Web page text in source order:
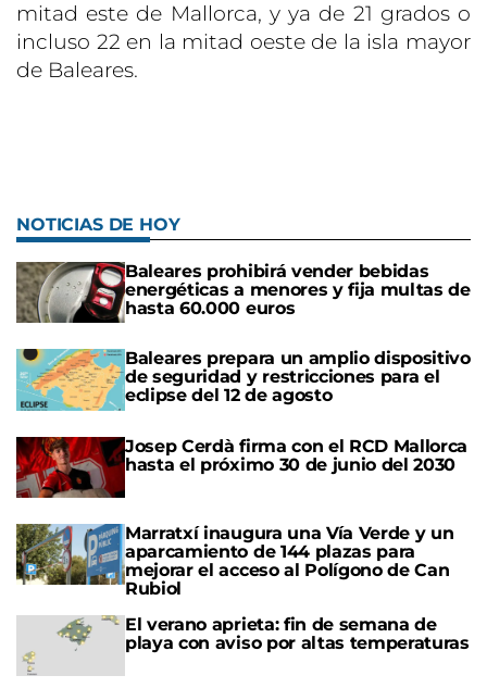
mitad este de Mallorca, y ya de 21 grados o
incluso 22 en la mitad oeste de la isla mayor
de Baleares.
NOTICIAS DE HOY
Baleares prohibirá vender bebidas
energéticas a menores y fija multas de
hasta 60.000 euros
Baleares prepara un amplio dispositivo
de seguridad y restricciones para el
eclipse del 12 de agosto
Josep Cerdà firma con el RCD Mallorca
hasta el próximo 30 de junio del 2030
Marratxí inaugura una Vía Verde y un
aparcamiento de 144 plazas para
mejorar el acceso al Polígono de Can
Rubiol
El verano aprieta: fin de semana de
playa con aviso por altas temperaturas